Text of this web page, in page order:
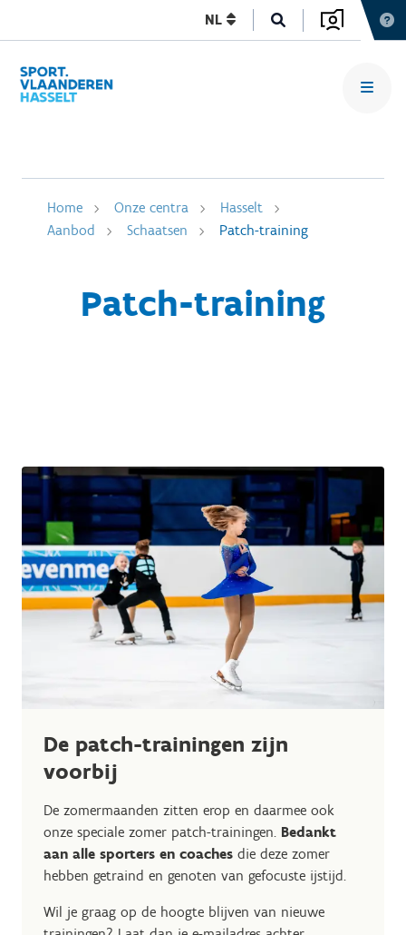
NL
Home Onze centra
Hasselt
Aanbod
Schaatsen Patch-training
Patch-training
De patch-trainingen zijn
voorbij
De zomermaanden zitten erop en daarmee ook
onze speciale zomer patch-trainingen. Bedankt
aan alle sporters en coaches die deze zomer
hebben getraind en genoten van gefocuste ijstijd.
Wil je graag op de hoogte blijven van nieuwe